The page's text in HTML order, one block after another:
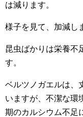
は減ります。
様子を見て、加減し
昆虫ばかりは栄養不
す。
ベルツノガエルは、
いますが、不潔な環
期のカルシウム不足